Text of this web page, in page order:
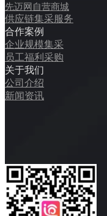
先迈网自营商城
供应链集采服务
合作案例
企业规模集采
员工福利采购
关于我们
公司介绍
新闻资讯